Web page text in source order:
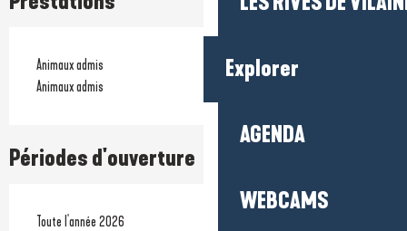
Explorer
AGENDA
WEBCAMS
Animaux admis
Animaux admis
Périodes d'ouverture
Toute l'année 2026